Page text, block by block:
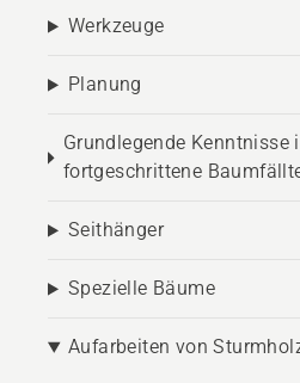
Werkzeuge
Planung
Grundlegende Kenntnisse
fortgeschrittene
Seithänger
Spezielle Bäume
Aufarbeiten von